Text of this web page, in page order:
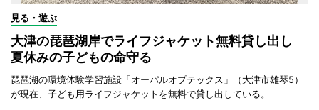
見る・遊ぶ
大津の琵琶湖岸でライフジャケット無料貸し出し
夏休みの子どもの命守る
琵琶湖の環境体験学習施設「オーパルオプテックス」（大津市雄琴5）
が現在、子ども用ライフジャケットを無料で貸し出している。